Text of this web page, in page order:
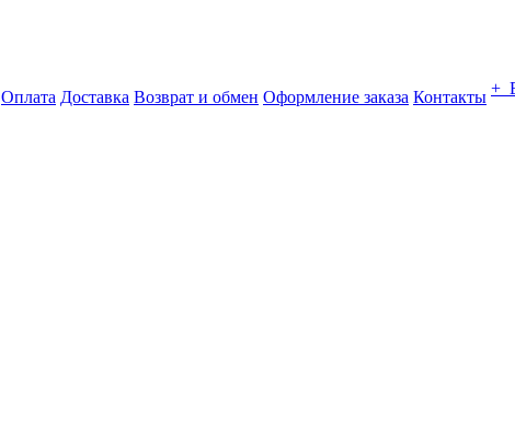
Оплата Доставка Возврат и обмен Оформление заказа Контакты +